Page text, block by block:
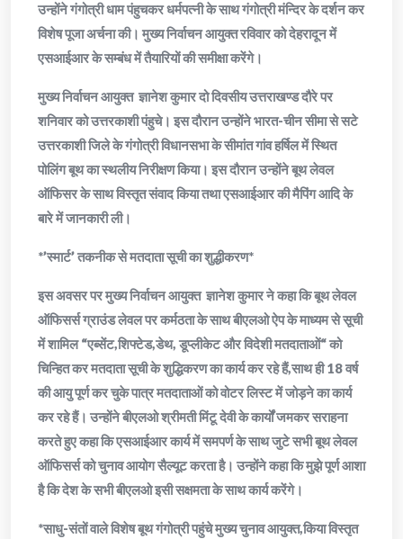
उन्होंने गंगोत्री धाम पंहुचकर धर्मपत्नी के साथ गंगोत्री मंन्दिर के दर्शन कर
विशेष पूजा अर्चना की। मुख्य निर्वाचन आयुक्त रविवार को देहरादून में
एसआईआर के सम्बंध में तैयारियों की समीक्षा करेंगे।
मुख्य निर्वाचन आयुक्त ज्ञानेश कुमार दो दिवसीय उत्तराखण्ड दौरे पर
शनिवार को उत्तरकाशी पंहुचे। इस दौरान उन्होंने भारत-चीन सीमा से सटे
उत्तरकाशी जिले के गंगोत्री विधानसभा के सीमांत गांव हर्षिल में स्थित
पोलिंग बूथ का स्थलीय निरीक्षण किया। इस दौरान उन्होंने बूथ लेवल
ऑफिसर के साथ विस्तृत संवाद किया तथा एसआईआर की मैपिंग आदि के
बारे में जानकारी ली।
*’स्मार्ट’ तकनीक से मतदाता सूची का शुद्धीकरण*
इस अवसर पर मुख्य निर्वाचन आयुक्त ज्ञानेश कुमार ने कहा कि बूथ लेवल
ऑफिसर्स ग्राउंड लेवल पर कर्मठता के साथ बीएलओ ऐप के माध्यम से सूची
में शामिल “एब्सेंट,शिफ्टेड,डेथ, डूप्लीकेट और विदेशी मतदाताओं“ को
चिन्हित कर मतदाता सूची के शुद्धिकरण का कार्य कर रहे हैं,साथ ही 18 वर्ष
की आयु पूर्ण कर चुके पात्र मतदाताओं को वोटर लिस्ट में जोड़ने का कार्य
कर रहे हैं। उन्होंने बीएलओ श्रीमती मिंटू देवी के कार्यों जमकर सराहना
करते हुए कहा कि एसआईआर कार्य में समपर्ण के साथ जुटे सभी बूथ लेवल
ऑफिसर्स को चुनाव आयोग सैल्यूट करता है। उन्होंने कहा कि मुझे पूर्ण आशा
है कि देश के सभी बीएलओ इसी सक्षमता के साथ कार्य करेंगे।
*साधु-संतों वाले विशेष बूथ गंगोत्री पहुंचे मुख्य चुनाव आयुक्त,किया विस्तृत